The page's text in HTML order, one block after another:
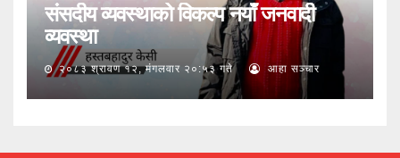
संसदीय व्यवस्थाको विकल्प नयाँ जनवादी
व्यवस्था
२०८३ श्रावण १२, मंगलवार २०:५३ गते आहा सञ्चार